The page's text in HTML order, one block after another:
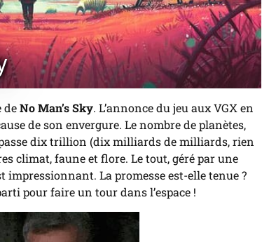
deNo Man’s Sky. L’annonce du jeu aux VGX en
de son envergure. Le nombre de planètes,
dix trillion (dix milliards de milliards, rien
climat, faune et flore. Le tout, géré par une
impressionnant. La promesse est-elle tenue ?
pour faire un tour dans l’espace !